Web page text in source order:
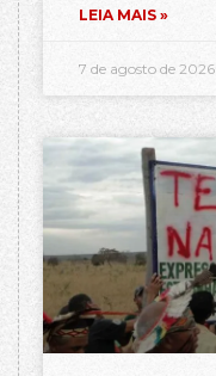
LEIA MAIS »
7 de agosto de 2026